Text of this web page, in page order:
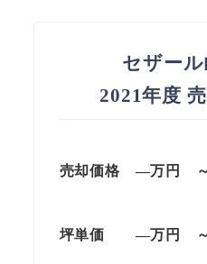
セザール
2021年度
売却価格 —万円
坪単価 —万円